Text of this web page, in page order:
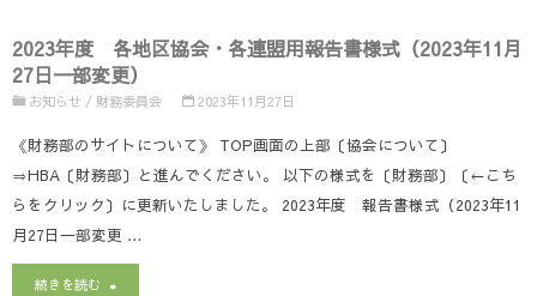
い
て
【0129
更
新
協
会・
各
連
盟
用
財
務
関
係
各
地
2023年度 各地区協会・各連盟用報告書様式（2023年11月
27日一部変更）
お知らせ / 財務委員会 2023年11月27日
《財務部のサイトについて》 TOP画面の上部〔協会について〕
⇒HBA〔財務部〕と進んでください。 以下の様式を〔財務部〕〔←こち
らをクリック〕に更新いたしました。 2023年度 報告書様式（2023年11
月27日一部変更 …
続きを読む "2023